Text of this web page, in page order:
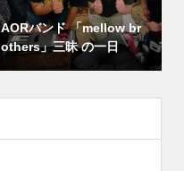
AORバンド 「mellow br
others」三昧 の一日